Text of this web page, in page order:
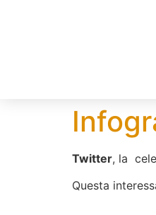
Twitter, la
Questa